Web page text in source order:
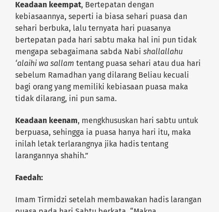
Keadaan keempat, Bertepatan dengan
kebiasaannya, seperti ia biasa sehari puasa dan
sehari berbuka, lalu ternyata hari puasanya
bertepatan pada hari sabtu maka hal ini pun tidak
mengapa sebagaimana sabda Nabishallallahu
‘alaihi wa sallam tentang puasa sehari atau dua hari
sebelum Ramadhan yang dilarang Beliau kecuali
bagi orang yang memiliki kebiasaan puasa maka
tidak dilarang, ini pun sama.
Keadaan keenam, mengkhususkan hari sabtu untuk
berpuasa, sehingga ia puasa hanya hari itu, maka
inilah letak terlarangnya jika hadis tentang
larangannya shahih.”
Faedah:
Imam Tirmidzi setelah membawakan hadis larangan